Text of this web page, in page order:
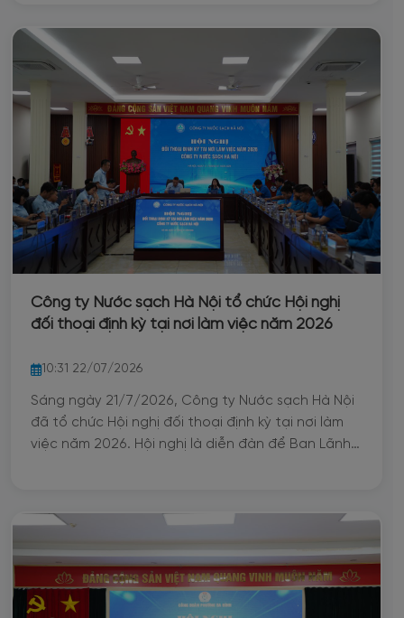
Công ty Nước sạch Hà Nội tổ chức Hội nghị
đối thoại định kỳ tại nơi làm việc năm 2026
10:31 22/07/2026
Sáng ngày 21/7/2026, Công ty Nước sạch Hà Nội
đã tổ chức Hội nghị đối thoại định kỳ tại nơi làm
việc năm 2026. Hội nghị là diễn đàn để Ban Lãnh
doanh, công tác quản trị, tài chính, lao động, tiền
lương và các nhiệm vụ trọng tâm trong 6 tháng
cuối năm.